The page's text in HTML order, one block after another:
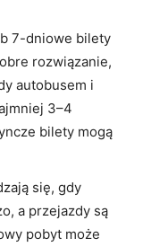
7-dniowe bilety
rozwiązanie,
autobusem i
3–4
bilety mogą
się, gdy
a przejazdy są
pobyt może